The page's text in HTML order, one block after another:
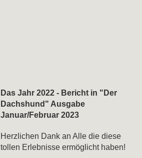
Das Jahr 2022 - Bericht in "Der
Dachshund" Ausgabe
Januar/Februar 2023
Herzlichen Dank an Alle die diese
tollen Erlebnisse ermöglicht haben!